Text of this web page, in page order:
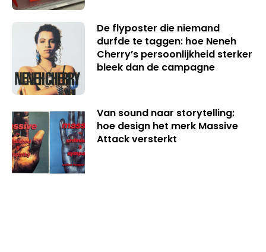
De flyposter die niemand
durfde te taggen: hoe Neneh
Cherry’s persoonlijkheid sterker
bleek dan de campagne
Van sound naar storytelling:
hoe design het merk Massive
Attack versterkt